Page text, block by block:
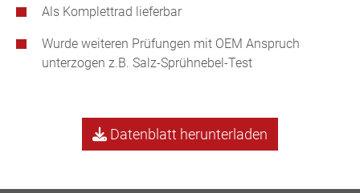
Als Komplettrad lieferbar
Wurde weiteren Prüfungen mit OEM Anspruch
unterzogen z.B. Salz-Sprühnebel-Test
Datenblatt herunterladen